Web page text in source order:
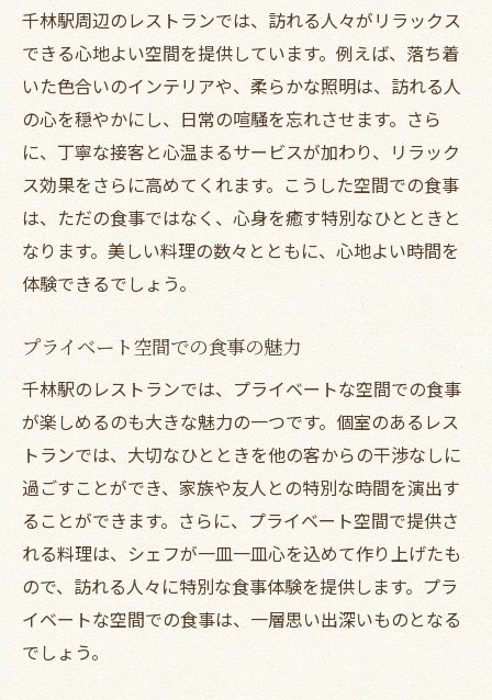
千林駅周辺のレストランでは、訪れる人々がリラックス
できる心地よい空間を提供しています。例えば、落ち着
いた色合いのインテリアや、柔らかな照明は、訪れる人
の心を穏やかにし、日常の喧騒を忘れさせます。さら
に、丁寧な接客と心温まるサービスが加わり、リラック
ス効果をさらに高めてくれます。こうした空間での食事
は、ただの食事ではなく、心身を癒す特別なひとときと
なります。美しい料理の数々とともに、心地よい時間を
体験できるでしょう。
プライベート空間での食事の魅力
千林駅のレストランでは、プライベートな空間での食事
が楽しめるのも大きな魅力の一つです。個室のあるレス
トランでは、大切なひとときを他の客からの干渉なしに
過ごすことができ、家族や友人との特別な時間を演出す
ることができます。さらに、プライベート空間で提供さ
れる料理は、シェフが一皿一皿心を込めて作り上げたも
ので、訪れる人々に特別な食事体験を提供します。プラ
イベートな空間での食事は、一層思い出深いものとなる
でしょう。